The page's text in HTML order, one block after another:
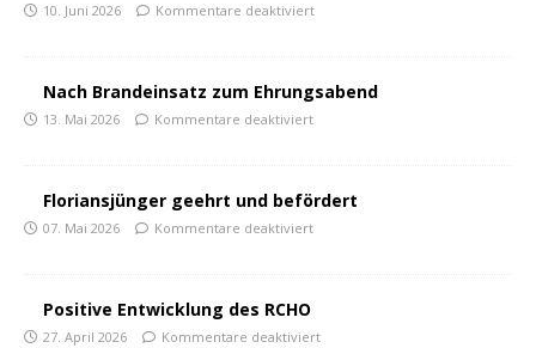
10. Juni 2026 Kommentare deaktiviert
Nach Brandeinsatz zum Ehrungsabend
13. Mai 2026 Kommentare deaktiviert
Floriansjünger geehrt und befördert
07. Mai 2026 Kommentare deaktiviert
Positive Entwicklung des RCHO
27. April 2026 Kommentare deaktiviert